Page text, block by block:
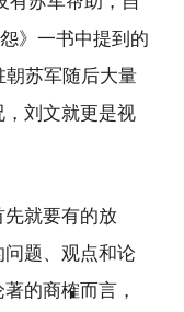
》一书中提到的
苏军随后大量
刘文就更是视
就要有的放
题、观点和论
的商榷而言，